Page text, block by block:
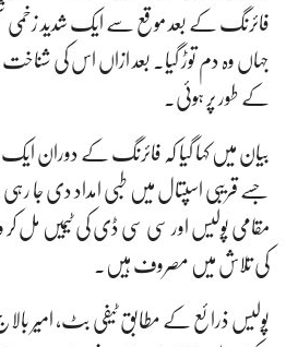
فائرنگ کے بعد موقع سے ایک شدید زخمی
جہاں وہ دم توڑ گیا۔ بعد ازاں اس کی
کے طور پر ہوئی۔
بیان میں کہا گیا کہ فائرنگ کے دوران ایک
جسے قریبی اسپتال میں طبی امداد دی جا
مقامی پولیس اور سی سی ڈی کی ٹیمیں مل کر
کی تلاش میں مصروف ہیں۔
پولیس ذرائع کے مطابق ٹیفی بٹ، امیر